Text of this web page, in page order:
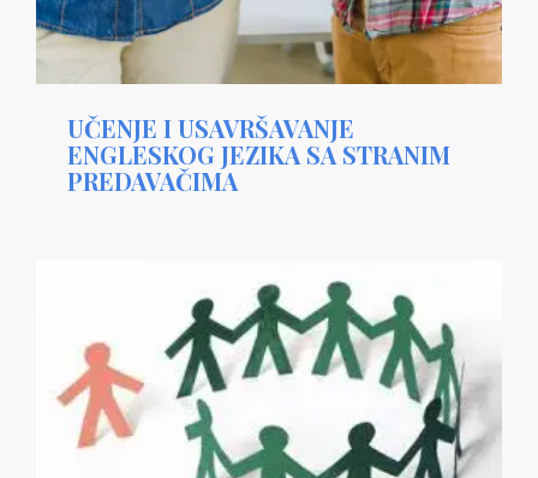
UČENJE I USAVRŠAVANJE
ENGLESKOG JEZIKA SA STRANIM
PREDAVAČIMA